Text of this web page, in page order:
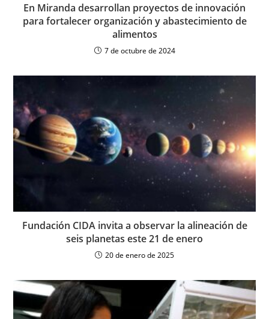
En Miranda desarrollan proyectos de innovación
para fortalecer organización y abastecimiento de
alimentos
7 de octubre de 2024
Fundación CIDA invita a observar la alineación de
seis planetas este 21 de enero
20 de enero de 2025